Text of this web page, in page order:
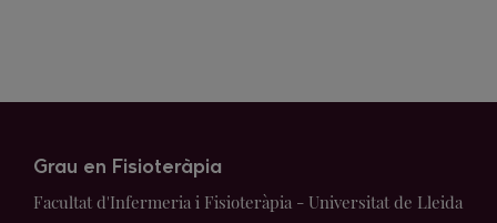
Grau en Fisioteràpia
Facultat d'Infermeria i Fisioteràpia - Universitat de Lleida